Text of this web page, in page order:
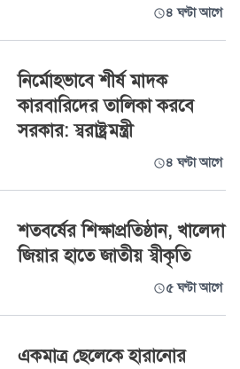
৪ ঘণ্টা আগে
নির্মোহভাবে শীর্ষ মাদক
কারবারিদের তালিকা করবে
সরকার: স্বরাষ্ট্রমন্ত্রী
৪ ঘণ্টা আগে
শতবর্ষের শিক্ষাপ্রতিষ্ঠান, খালেদা
জিয়ার হাতে জাতীয় স্বীকৃতি
৫ ঘণ্টা আগে
একমাত্র ছেলেকে হারানোর